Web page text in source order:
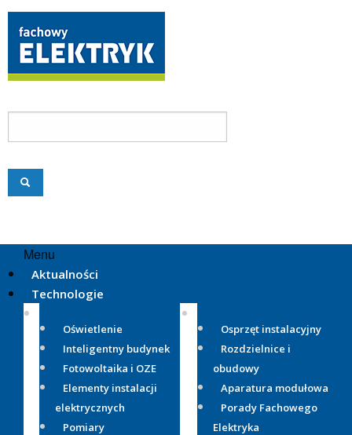
Menu
Aktualności
Technologie
Oświetlenie
Inteligentny budynek
Fotowoltaika i OZE
Elementy instalacji
elektrycznych
Pomiary
Osprzęt instalacyjny
Rozdzielnice i
obudowy
Aparatura modułowa
Porady Fachowego
Elektryka